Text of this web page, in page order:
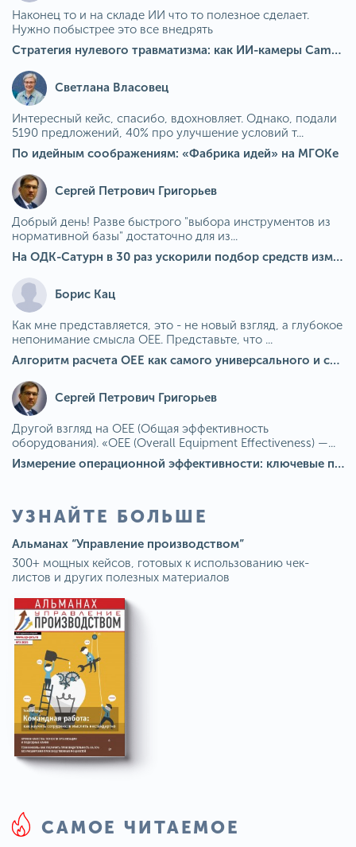
Наконец то и на складе ИИ что то полезное сделает.
Нужно побыстрее это все внедрять
Стратегия нулевого травматизма: как ИИ-камеры Camkord снижают риск наезда на пешехода при работе на погрузчике
Светлана Власовец
Интересный кейс, спасибо, вдохновляет. Однако, подали
5190 предложений, 40% про улучшение условий т...
По идейным соображениям: «Фабрика идей» на МГОКе
Сергей Петрович Григорьев
Добрый день! Разве быстрого "выбора инструментов из
нормативной базы" достаточно для из...
На ОДК-Сатурн в 30 раз ускорили подбор средств измерения для контроля качества продукции
Борис Кац
Как мне представляется, это - не новый взгляд, а глубокое
непонимание смысла OEE. Представьте, что ...
Алгоритм расчета ОЕЕ как самого универсального и современного показателя эффективности оборудования в мире
Сергей Петрович Григорьев
Другой взгляд на OEE (Общая эффективность
оборудования). «OEE (Overall Equipment Effectiveness) —...
Измерение операционной эффективности: ключевые показатели для непрерывного совершенствования
УЗНАЙТЕ БОЛЬШЕ
Альманах “Управление производством”
300+ мощных кейсов, готовых к использованию чек-
листов и других полезных материалов
САМОЕ ЧИТАЕМОЕ